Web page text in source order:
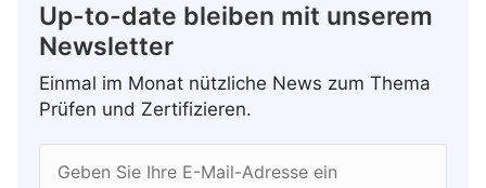
Up-to-date bleiben mit unserem
Newsletter
Einmal im Monat nützliche News zum Thema
Prüfen und Zertifizieren.
Geben Sie Ihre E-Mail-Adresse ein